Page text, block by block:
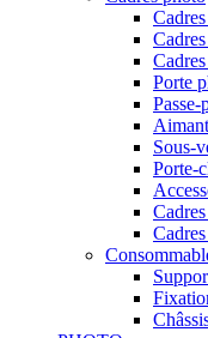
Porte
Passe-
Sous-
Porte-